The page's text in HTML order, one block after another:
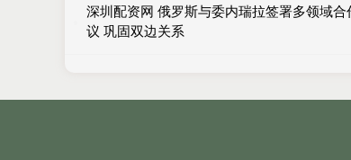
深圳配资网 俄罗斯与委内瑞拉签署多领域合
议 巩固双边关系